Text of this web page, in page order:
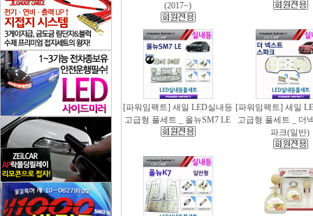
(2017~)
[파워임팩트] 새일 LED실내등
고급형 풀세트 _ 올뉴SM7 LE
[파워임팩트] 새일
고급형 풀세트 _ 더
파크(일반)